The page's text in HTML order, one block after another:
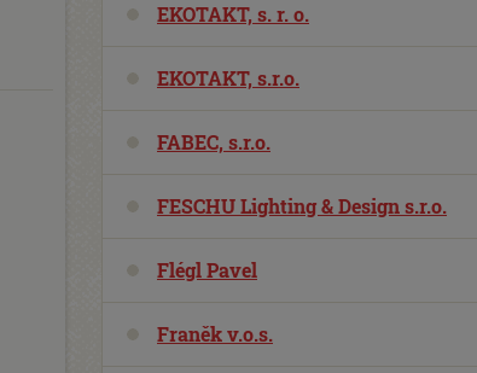
EKOTAKT, s. r. o.
EKOTAKT, s.r.o.
FABEC, s.r.o.
FESCHU Lighting & Design s.r.o.
Flégl Pavel
Franěk v.o.s.